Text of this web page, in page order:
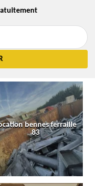
bennes ferraille
83